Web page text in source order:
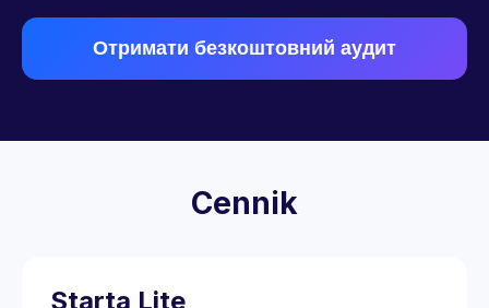
Отримати безкоштовний аудит
Cennik
Starta Lite